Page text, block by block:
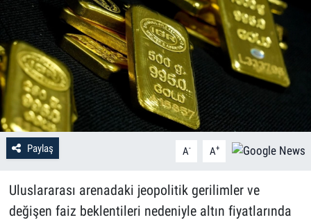
Paylaş A- A+
Uluslararası arenadaki jeopolitik gerilimler ve
değişen faiz beklentileri nedeniyle altın fiyatlarında